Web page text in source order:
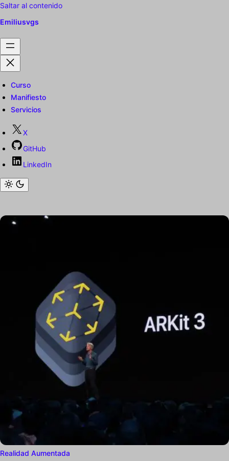
Saltar al contenido
Emiliusvgs
Curso
Manifiesto
Servicios
X
GitHub
LinkedIn
Realidad Aumentada